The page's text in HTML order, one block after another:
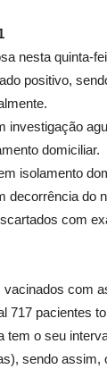
nesta quinta-
positivo,
investigação
domiciliar.
isolamento
decorrência do
com
com
717 pacientes
o seu
sendo